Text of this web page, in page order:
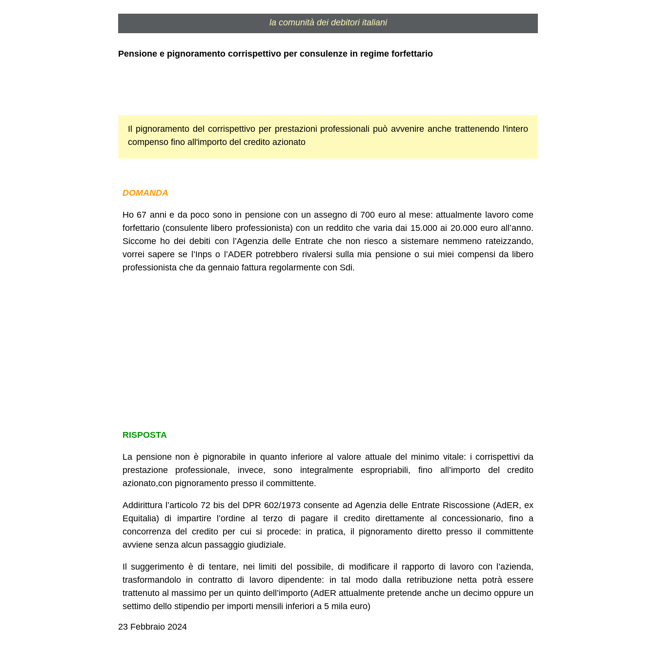
la comunità dei debitori italiani
Pensione e pignoramento corrispettivo per consulenze in regime forfettario
Il pignoramento del corrispettivo per prestazioni professionali può avvenire anche trattenendo l'intero
compenso fino all'importo del credito azionato
DOMANDA
Ho 67 anni e da poco sono in pensione con un assegno di 700 euro al mese: attualmente lavoro come
forfettario (consulente libero professionista) con un reddito che varia dai 15.000 ai 20.000 euro all’anno.
Siccome ho dei debiti con l’Agenzia delle Entrate che non riesco a sistemare nemmeno rateizzando,
vorrei sapere se l’Inps o l’ADER potrebbero rivalersi sulla mia pensione o sui miei compensi da libero
professionista che da gennaio fattura regolarmente con Sdi.
RISPOSTA
La pensione non è pignorabile in quanto inferiore al valore attuale del minimo vitale: i corrispettivi da
prestazione professionale, invece, sono integralmente espropriabili, fino all’importo del credito
azionato,con pignoramento presso il committente.
Addirittura l’articolo 72 bis del DPR 602/1973 consente ad Agenzia delle Entrate Riscossione (AdER, ex
Equitalia) di impartire l’ordine al terzo di pagare il credito direttamente al concessionario, fino a
concorrenza del credito per cui si procede: in pratica, il pignoramento diretto presso il committente
avviene senza alcun passaggio giudiziale.
Il suggerimento è di tentare, nei limiti del possibile, di modificare il rapporto di lavoro con l’azienda,
trasformandolo in contratto di lavoro dipendente: in tal modo dalla retribuzione netta potrà essere
trattenuto al massimo per un quinto dell’importo (AdER attualmente pretende anche un decimo oppure un
settimo dello stipendio per importi mensili inferiori a 5 mila euro)
23 Febbraio 2024